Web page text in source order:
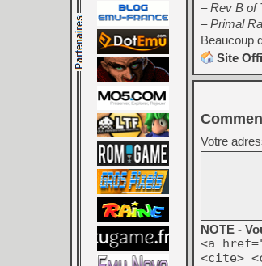
– Rev B of
– Primal
Beaucoup
Site
Votre
NOTE -
<a
<cite>